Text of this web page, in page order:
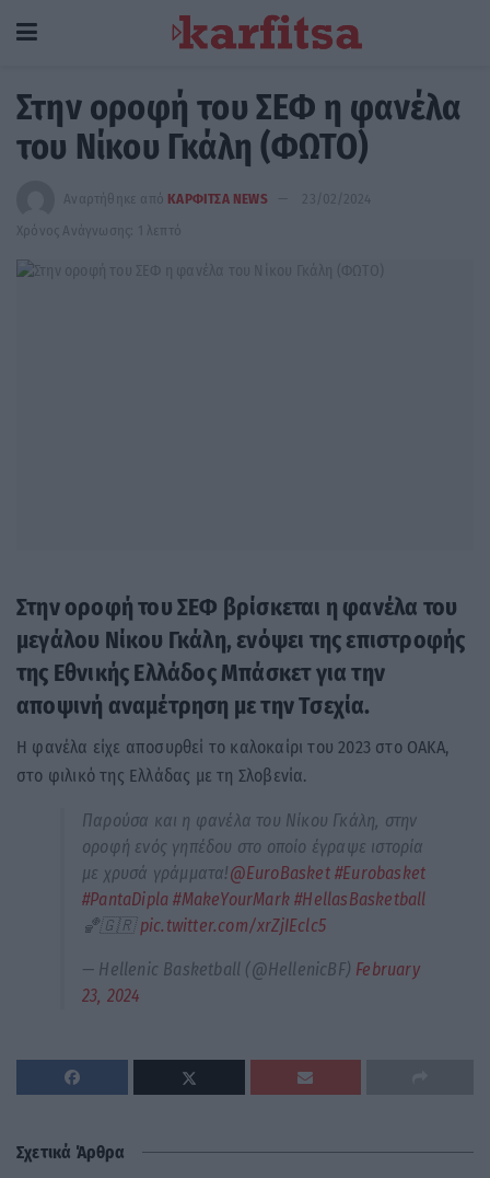
Στην οροφή του ΣΕΦ η φανέλα
του Νίκου Γκάλη (ΦΩΤΟ)
Αναρτήθηκε από ΚΑΡΦΙΤΣΑ NEWS
23/02/2024
Χρόνος Ανάγνωσης: 1 λεπτό
Στην οροφή του ΣΕΦ βρίσκεται η φανέλα του
μεγάλου Νίκου Γκάλη, ενόψει της επιστροφής
της Εθνικής Ελλάδος Μπάσκετ για την
αποψινή αναμέτρηση με την Τσεχία.
Η φανέλα είχε αποσυρθεί το καλοκαίρι του 2023 στο ΟΑΚΑ,
στο φιλικό της Ελλάδας με τη Σλοβενία.
Παρούσα και η φανέλα του Νίκου Γκάλη, στην
οροφή ενός γηπέδου στο οποίο έγραψε ιστορία
με χρυσά γράμματα!@EuroBasket #Eurobasket
#PantaDipla #MakeYourMark #HellasBasketball
🏀🇬🇷 pic.twitter.com/xrZjIEclc5
— Hellenic Basketball (@HellenicBF) February
23, 2024
Σχετικά Άρθρα